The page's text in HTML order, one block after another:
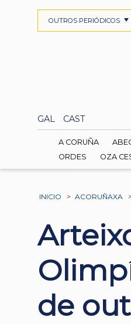
GAL CAST
OUTROS PERIÓDICOS
A CORUÑA
ORDES
OZA
INICIO > ACORUÑAXA
de